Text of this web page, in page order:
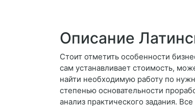
Описание
Стоит отметить особенности
сам устанавливает стоимость,
найти необходимую работу по
степенью основательности
анализ практического задания.